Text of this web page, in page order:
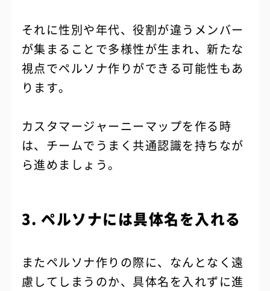
それに性別や年代、役割が違うメンバー
が集まることで多様性が生まれ、新たな
視点でペルソナ作りができる可能性もあ
ります。
カスタマージャーニーマップを作る時
は、チームでうまく共通認識を持ちなが
ら進めましょう。
3. ペルソナには具体名を入れる
またペルソナ作りの際に、なんとなく遠
慮してしまうのか、具体名を入れずに進